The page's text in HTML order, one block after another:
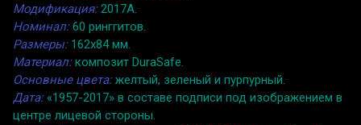
Модификация:2017A.
Номинал:60 ринггитов.
Размеры:162x84 мм.
Материал:композит DuraSafe.
Основные цвета:желтый, зеленый и пурпурный.
Дата:«1957-2017» в составе подписи под изображением в
центре лицевой стороны.